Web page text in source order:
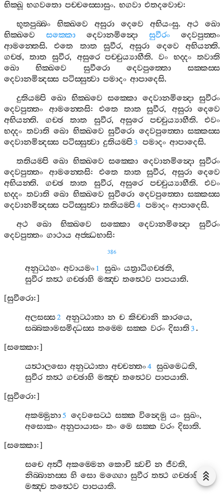
භික‍්ඛූ භගවතො පච‍්චස‍්සොසුං. භගවා එතදවොච:
භූතපුබ‍්බං
භික‍්ඛවෙ අසුරා දෙවෙ අභියංසු. අථ
ඛො
භික‍්ඛවෙ
සක‍්කො දෙවානමින්‍දො සුවීරං
දෙවපුත‍්තං
ආමන‍්තෙසි.එතෙ තාත සුවීර,අසුරා දෙවෙ අභියන‍්ති.
ගච‍්ඡ, තාත සුවීර, අසුරෙ පච‍්චුය්‍යාහීති.වං භද‍්දං තවාති
ඛො
භික‍්ඛවෙ සුවීරො දෙවපුත‍්තො
සක‍්කස‍්ස
දෙවානමින්‍දස‍්ස පටිස‍්සුත්‍වා පමාදං ආපාදෙසි.
දුතියම‍්පි ඛො භික‍්ඛවෙ සක‍්කො දෙවානමින්‍දො සුවීරං
දෙවපුත‍්තං
ආමන‍්තෙසි: එතෙ තාත සුවීර, අසුරා
දෙවෙ
අභියන‍්ති. ගච‍්ඡ තාත සුවීර, අසුරෙ පච‍්චුය්‍යාහීති. එවං
භද‍්දං තවාති ඛො භික‍්ඛවෙ සුවීරො දෙවපුත‍්තො සක‍්කස‍්ස
දෙවානමින්‍දස‍්ස පටිස‍්සුත්‍වා දුතියම‍්පි3 පමාදං ආපාදෙසි.
තතියම‍්පි ඛො භික‍්ඛවෙ සක‍්කො දෙවානමින්‍දො සුවීරං
දෙවපුත‍්තං
ආමන‍්තෙසි: එතෙ තාත සුවීර, අසුරා
දෙවෙ
අභියන‍්ති. ගච‍්ඡ තාත සුවීර, අසුරෙ පච‍්චුය්‍යාහීති. එවං
භද‍්දං තවාති ඛො භික‍්ඛවෙ සුවීරො දෙවපුත‍්තො සක‍්කස‍්ස
දෙවානමින්‍දස‍්ස පටිස‍්සුත්‍වා තතියම‍්පි4 පමාදං ආපාදෙසි.
අථ
ඛො භික‍්ඛවෙ සක‍්කො දෙවානමින්‍දො
සුවීරං
දෙවපුත‍්තං ගාථාය අජ‍්ඣභාසි:
386
අනුට‍්ඨහං අවායමං 1 සුඛං යත්‍රාධිගච‍්ඡති,
සුවීර තත්‍ථ ගච‍්ඡාහි මඤ‍්ච තත්‍ථෙව පාපයාති.
[සුවීරො:]
අලසස‍්ස2 අනුට‍්ඨාතා න ච කිච‍්චානි කාරයෙ,
සබ‍්බකාමසමිද‍්ධස‍්ස තම‍්මෙ සක‍්ක වරං දිසාති 3.
[සක‍්කො:]
යත්‍ථාලසො අනුට‍්ඨාතා අච‍්චන‍්තං4 සුඛමෙධති,
සුවීර තත්‍ථ ගච‍්ඡාහි මඤ‍්ච තත්‍ථෙව පාපයාති.
[සුවීරො:]
අකම‍්මුනා5 දෙවසෙට‍්ඨ සක‍්ක වින්‍දෙමු යං සුඛං,
අසොකං අනුපායාසං තං මෙ සක‍්ක වරං දිසාති.
[සක‍්කො:]
සචෙ අත්‍ථි අකම‍්මෙන කොචි ක්‍වචි න ජීවති,
නිබ‍්බානස‍්ස හි සො මග‍්ගො සුවීර තත්‍ථ ගච‍්ඡාහි
මඤ‍්ච තත්‍ථෙව පාපයාති.